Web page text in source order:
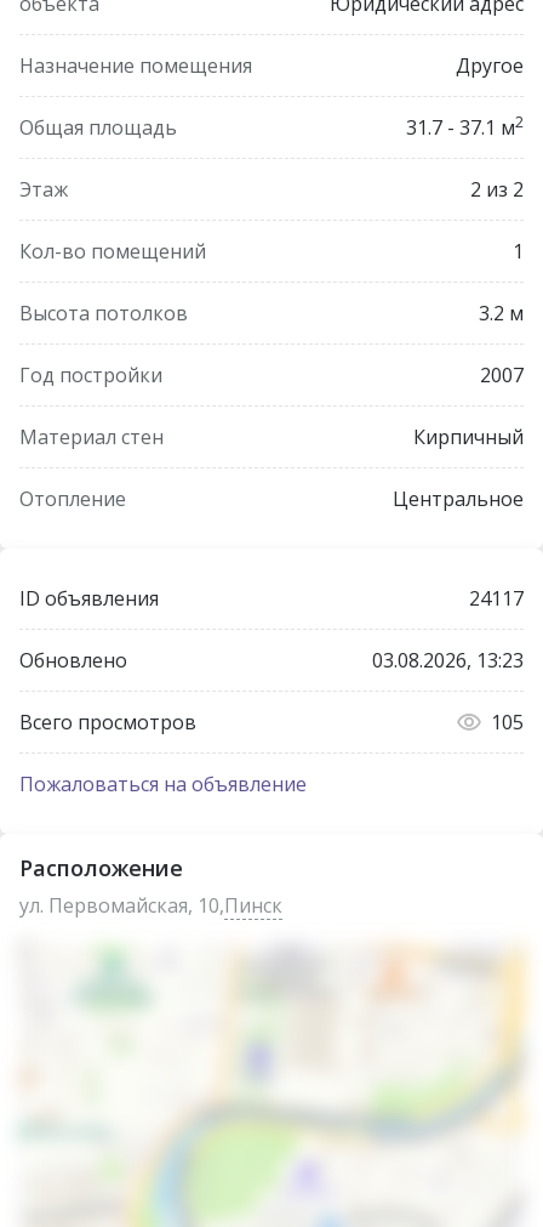
Назначение помещения Другое
Общая площадь 31.7 - 37.1 м2
Этаж 2 из 2
Кол-во помещений 1
Высота потолков 3.2 м
Год постройки 2007
Материал стен Кирпичный
Отопление Центральное
Расположение
ул. Первомайская, 10,Пинск
ID объявления 24117
Обновлено 03.08.2026, 13:23
Всего просмотров 105
Пожаловаться на объявление